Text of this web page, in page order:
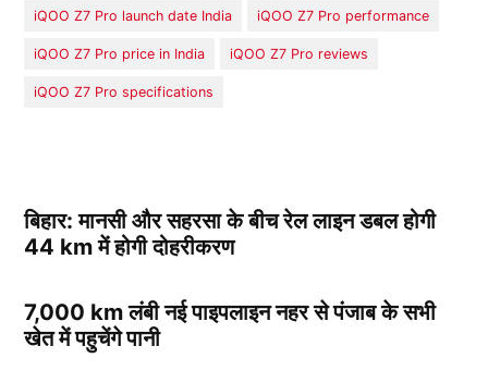
iQOO Z7 Pro launch date India iQOO Z7 Pro performance
iQOO Z7 Pro price in India iQOO Z7 Pro reviews
iQOO Z7 Pro specifications
बिहार: मानसी और सहरसा के बीच रेल लाइन डबल होगी
44 km में होगी दोहरीकरण
7,000 km लंबी नई पाइपलाइन नहर से पंजाब के सभी
खेत में पहुचेंगे पानी